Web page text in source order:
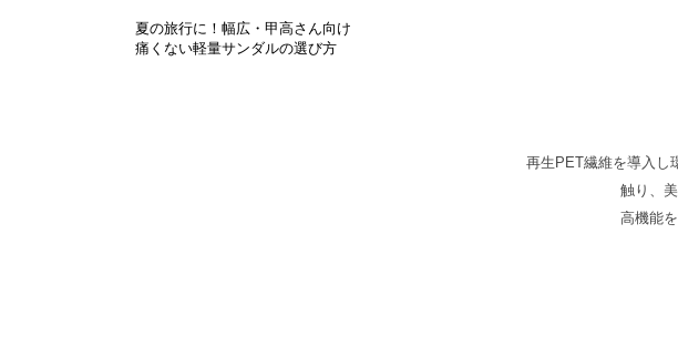
夏の旅行に！幅広・甲高さん向け
痛くない軽量サンダルの選び方
再生PET繊維を導入し
触り、
高機能